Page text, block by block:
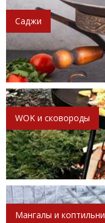
Саджи
WOK и сковороды
Мангалы и коптильни